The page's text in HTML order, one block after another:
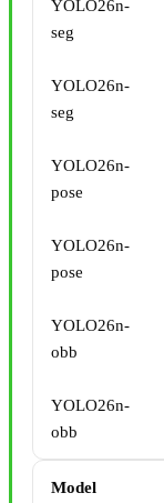
YOLO26n-
seg
YOLO26n-
seg
YOLO26n-
pose
YOLO26n-
pose
YOLO26n-
obb
YOLO26n-
obb
Model